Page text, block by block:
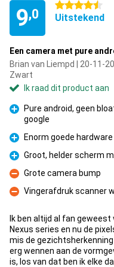
9,0
4.5 sterren
Uitstekend
Een camera met pure
Brian van Liempd | 20-11-
Zwart
Ik raad dit product aan
Pluspunt
Pure android, geen
google
Pluspunt
Enorm goede hardware
Pluspunt
Groot, helder scherm
Minpunt
Grote camera bump
Minpunt
Vingerafdruk scanner
Ik ben altijd al fan
Nexus series en nu de
mis de gezichtsherkenning
erg wennen aan de
is, los van dat ben ik elke